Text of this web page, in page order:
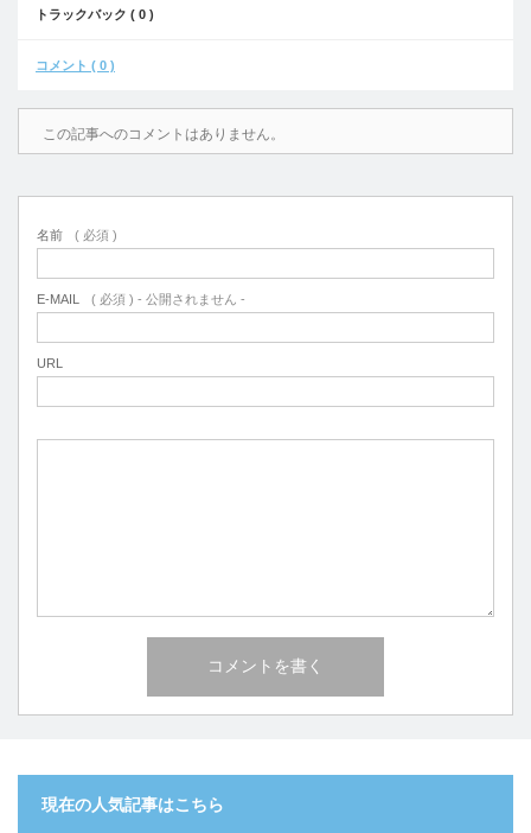
トラックバック ( 0 )
コメント ( 0 )
この記事へのコメントはありません。
名前 ( 必須 )
E-MAIL ( 必須 ) - 公開されません -
URL
現在の人気記事はこちら